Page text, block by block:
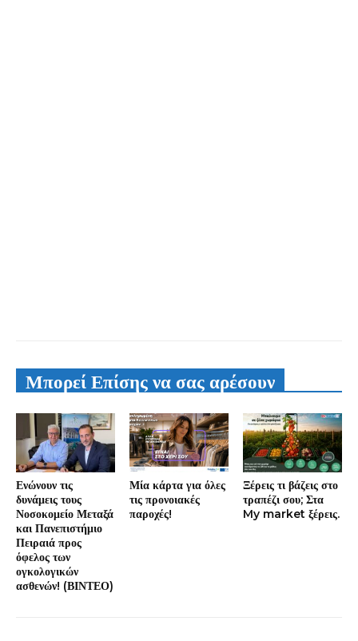
Μπορεί Επίσης να σας αρέσουν
Ενώνουν τις
δυνάμεις τους
Νοσοκομείο Μεταξά
και Πανεπιστήμιο
Πειραιά προς
όφελος των
ογκολογικών
ασθενών! (ΒΙΝΤΕΟ)
Μία κάρτα για όλες
τις προνοιακές
παροχές!
Ξέρεις τι βάζεις στο
τραπέζι σου; Στα
My market ξέρεις.